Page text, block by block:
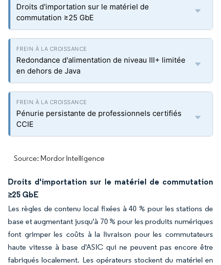
Droits d'importation sur le matériel de
commutation ≥25 GbE
Redondance d'alimentation de niveau III+ limitée
en dehors de Java
Pénurie persistante de professionnels certifiés
CCIE
Source: Mordor Intelligence
Droits d'importation sur le matériel de commutation
≥25 GbE
Les règles de contenu local fixées à 40 % pour les stations de
base et augmentant jusqu'à 70 % pour les produits numériques
font grimper les coûts à la livraison pour les commutateurs
haute vitesse à base d'ASIC qui ne peuvent pas encore être
fabriqués localement. Les opérateurs stockent du matériel en